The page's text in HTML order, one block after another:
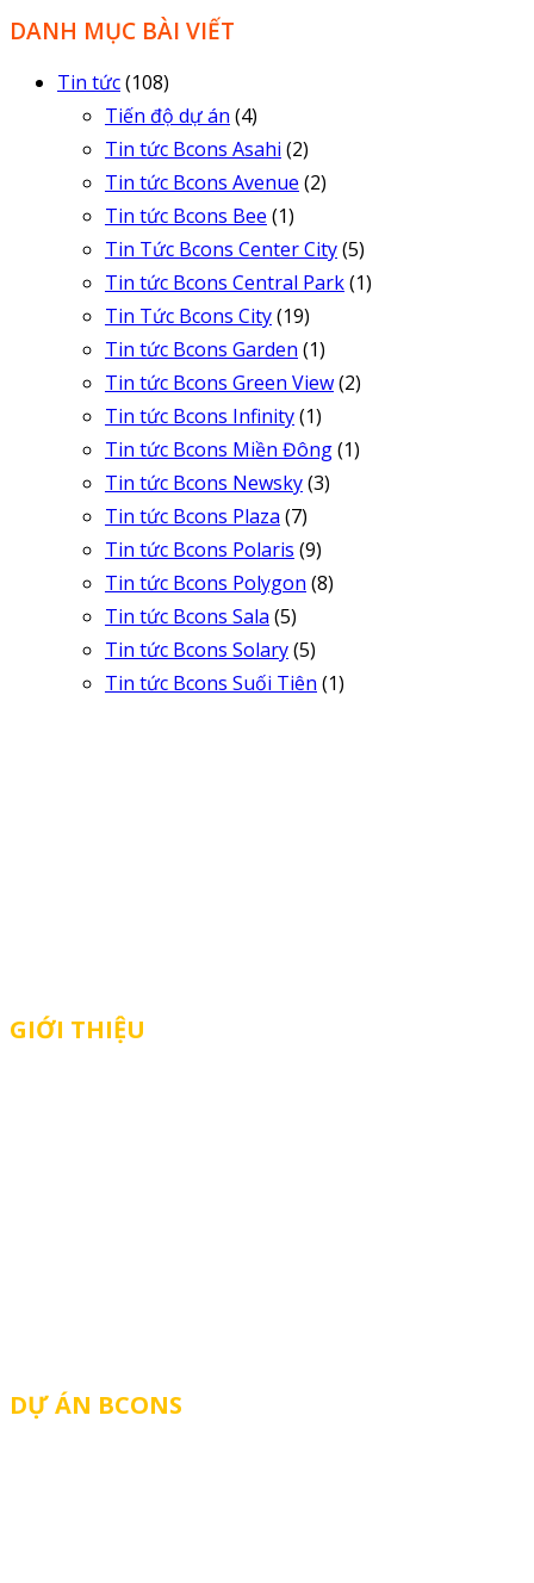
DANH MỤC BÀI VIẾT
Tin tức(108)
Tiến độ dự án (4)
Tin tức Bcons Asahi (2)
Tin tức Bcons Avenue (2)
Tin tức Bcons Bee (1)
Tin Tức Bcons Center City(5)
Tin tức Bcons Central Park(1)
Tin Tức Bcons City(19)
Tin tức Bcons Garden (1)
Tin tức Bcons Green View(2)
Tin tức Bcons Infinity(1)
Tin tức Bcons Miền Đông(1)
Tin tức Bcons Newsky(3)
Tin tức Bcons Plaza (7)
Tin tức Bcons Polaris (9)
Tin tức Bcons Polygon (8)
Tin tức Bcons Sala (5)
Tin tức Bcons Solary(5)
Tin tức Bcons Suối Tiên (1)
GIỚI THIỆU
DỰ ÁN BCONS